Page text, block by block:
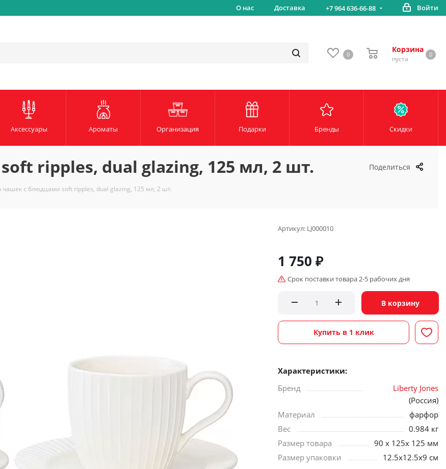
О нас Доставка +7 964 636-66-88 Войти
0
Корзина
пуста
0
Аксессуары Ароматы Организация Подарки Бренды Скидки
Поделиться
ripples, dual glazing, 125 мл, 2 шт.
чашек с блюдцами soft ripples, dual glazing, 125 мл, 2 шт.
Артикул: LJ000010
1 750 ₽
Срок поставки товара 2-5 рабочих дня
В корзину
Купить в 1 клик
Характеристики:
Бренд
Liberty Jones
(Россия)
Материал
фарфор
Вес
0.984 кг
Размер товара
90 х 125х 125 мм
Размер упаковки
12.5х12.5х9 см